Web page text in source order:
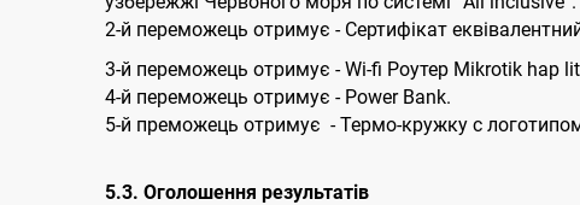
2-й переможець отримує - Сертифікат
3-й переможець отримує - Wi-fi Роутер Mikrotik hap
4-й переможець отримує - Power Bank.
5-й преможець отримує - Термо-кружку с
5.3. Оголошення результатів